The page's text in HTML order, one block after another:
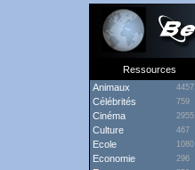
Ressources
Animaux
4457
Célébrités 759
Cinéma 2955
Culture 467
Ecole 1080
Economie 296